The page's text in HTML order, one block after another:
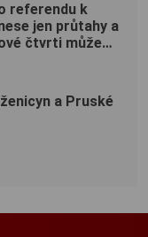
referendu k
jen průtahy a
čtvrti může
a Pruské